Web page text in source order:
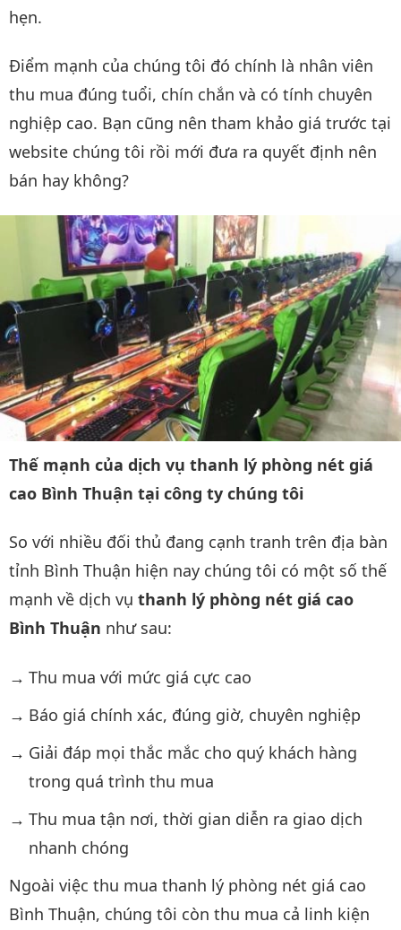
hẹn.
Điểm mạnh của chúng tôi đó chính là nhân viên
thu mua đúng tuổi, chín chắn và có tính chuyên
nghiệp cao. Bạn cũng nên tham khảo giá trước tại
website chúng tôi rồi mới đưa ra quyết định nên
bán hay không?
Thế mạnh của dịch vụ thanh lý phòng nét giá
cao Bình Thuận tại công ty chúng tôi
So với nhiều đối thủ đang cạnh tranh trên địa bàn
tỉnh Bình Thuận hiện nay chúng tôi có một số thế
mạnh về dịch vụ thanh lý phòng nét giá cao
Bình Thuận như sau:
Thu mua với mức giá cực cao
Báo giá chính xác, đúng giờ, chuyên nghiệp
Giải đáp mọi thắc mắc cho quý khách hàng
trong quá trình thu mua
Thu mua tận nơi, thời gian diễn ra giao dịch
nhanh chóng
Ngoài việc thu mua thanh lý phòng nét giá cao
Bình Thuận, chúng tôi còn thu mua cả linh kiện